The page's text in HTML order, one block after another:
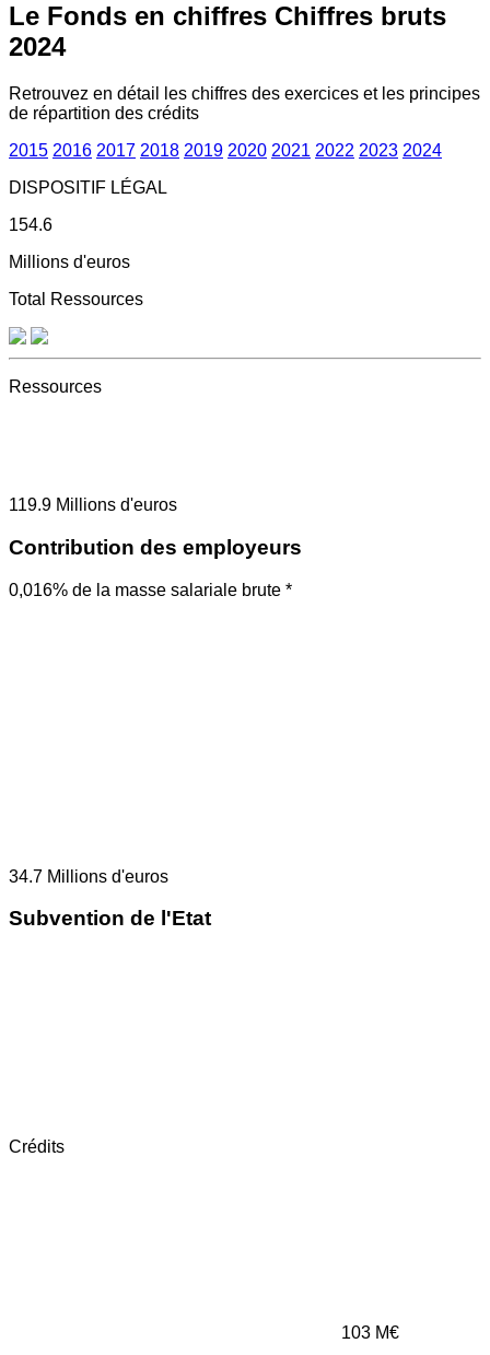
Le Fonds en chiffres Chiffres bruts
2024
Retrouvez en détail les chiffres des exercices et les principes
de répartition des crédits
2015 2016 2017 2018 2019 2020 2021 2022 2023 2024
DISPOSITIF LÉGAL
154.6
Millions d'euros
Total Ressources
Ressources
119.9 Millions d'euros
Contribution des employeurs
0,016% de la masse salariale brute *
34.7 Millions d'euros
Subvention de l'Etat
Crédits
103 M€